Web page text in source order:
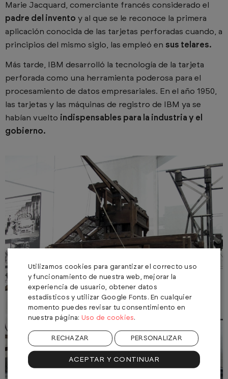
Marie Jacquard, comerciante francés considerado el
padre del invento y al que se le reconoce la primera
aplicación conocida de las tarjetas perforadas cuando, a
principios del mismo siglo, las empleó en sus telares.
Más tarde, IBM desarrolló la tecnología de la tarjeta
perforada como una herramienta poderosa para el
procesamiento de datos empresariales. En el año 1950,
las tarjetas y las máquinas de registro de IBM ya se
habían vuelto indispensables para la industria y el
gobierno.
Utilizamos cookies para garantizar el correcto uso
y funcionamiento de nuestra web, mejorar la
experiencia de usuario, obtener datos
estadísticos y utilizar Google Fonts. En cualquier
momento puedes revisar tu consentimiento en
nuestra página: Uso de cookies.
RECHAZAR PERSONALIZAR
ACEPTAR Y CONTINUAR